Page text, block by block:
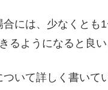
には、少なくとも
るようになると良
いて詳しく書いて